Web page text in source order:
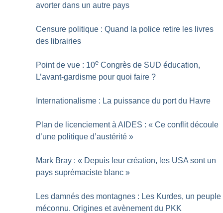
avorter dans un autre pays
Censure politique : Quand la police retire les livres
des librairies
Point de vue : 10e Congrès de SUD éducation,
L’avant-gardisme pour quoi faire ?
Internationalisme : La puissance du port du Havre
Plan de licenciement à AIDES : « Ce conflit découle
d’une politique d’austérité »
Mark Bray : « Depuis leur création, les USA sont un
pays suprémaciste blanc »
Les damnés des montagnes : Les Kurdes, un peuple
méconnu. Origines et avènement du PKK